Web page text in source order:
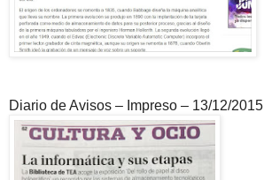
Diario de Avisos – Impreso – 13/12/2015